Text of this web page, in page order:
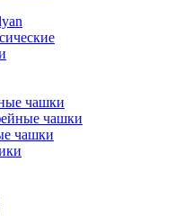
чашки
чашки
чашки